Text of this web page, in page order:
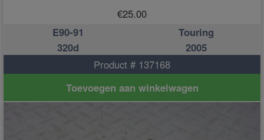
€25.00
E90-91
Touring
320d
2005
Product # 137168
Toevoegen aan winkelwagen